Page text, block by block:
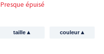
Presque épuisé
taille▴ couleur▴